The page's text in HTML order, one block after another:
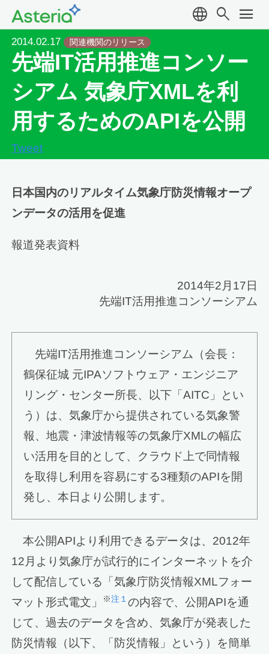
language search menu
2014.02.17 関連機関のリリース
先端IT活用推進コンソー
シアム 気象庁XMLを利
用するためのAPIを公開
Tweet
日本国内のリアルタイム気象庁防災情報オープ
ンデータの活用を促進
報道発表資料
2014年2月17日
先端IT活用推進コンソーシアム
先端IT活用推進コンソーシアム（会長：
鶴保征城 元IPAソフトウェア・エンジニア
リング・センター所長、以下「AITC」とい
う）は、気象庁から提供されている気象警
報、地震・津波情報等の気象庁XMLの幅広
い活用を目的として、クラウド上で同情報
を取得し利用を容易にする3種類のAPIを開
発し、本日より公開します。
本公開APIより利用できるデータは、2012年
12月より気象庁が試行的にインターネットを介
して配信している「気象庁防災情報XMLフォー
マット形式電文」
※注１の内容で、公開APIを通
じて、過去のデータを含め、気象庁が発表した
防災情報（以下、「防災情報」という）を簡単